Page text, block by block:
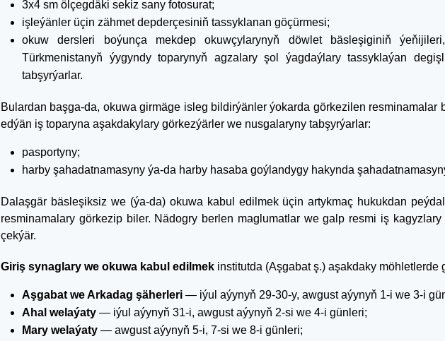
3x4 sm ölçegdäki sekiz sany fotosurat;
işleýänler üçin zähmet depderçesiniň tassyklanan göçürmesi;
okuw dersleri boýunça mekdep okuwçylarynyň döwlet bäsleşiginiň
Türkmenistanyň ýygyndy toparynyň agzalary şol ýagdaýlary tassyklaýan
tabşyrýarlar.
Bulardan başga-da, okuwa girmäge isleg bildirýänler ýokarda görkezilen resminamalar
edýän iş toparyna aşakdakylary görkezýärler we nusgalaryny tabşyrýarlar:
pasportyny;
harby şahadatnamasyny ýa-da harby hasaba goýlandygy hakynda
Dalaşgär bäsleşiksiz we (ýa-da) okuwa kabul edilmek üçin artykmaç hukukdan
resminamalary görkezip biler. Nädogry berlen maglumatlar we galp resmi iş
çekýär.
Giriş synaglary we okuwa kabul edilmek institutda (Aşgabat ş.) aşakdaky möhletlerde
Aşgabat we Arkadag şäherleri — iýul aýynyň 29-30-y, awgust aýynyň 1-i we 3-i
Ahal welaýaty — iýul aýynyň 31-i, awgust aýynyň 2-si we 4-i günleri;
Mary welaýaty — awgust aýynyň 5-i, 7-si we 8-i günleri;